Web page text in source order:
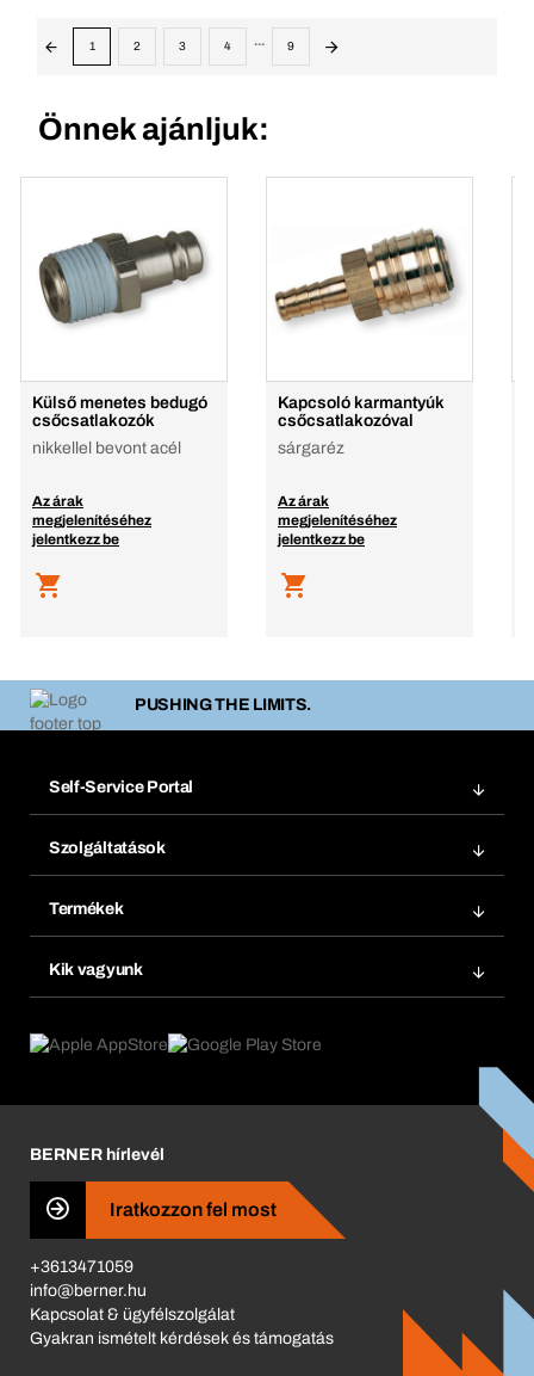
1 2 3 4 ... 9
Önnek ajánljuk:
Külső menetes bedugó
csőcsatlakozók
nikkellel bevont acél
Az árak
megjelenítéséhez
jelentkezz be
Kapcsoló karmantyúk
csőcsatlakozóval
sárgaréz
Az árak
megjelenítéséhez
jelentkezz be
PUSHING THE LIMITS.
Self-Service Portal
Könyvjelzők
Újrarendelés
Termék előfizetések
Szolgáltatások
Vegyi biztonságmenedzsment
eProcurement
Termékajánló
Termékek
Kik vagyunk
Mi hajt minket
Business Conduct
BERNER hírlevél
Iratkozzon fel most
+3613471059
info@berner.hu
Kapcsolat & ügyfélszolgálat
Gyakran ismételt kérdések és támogatás